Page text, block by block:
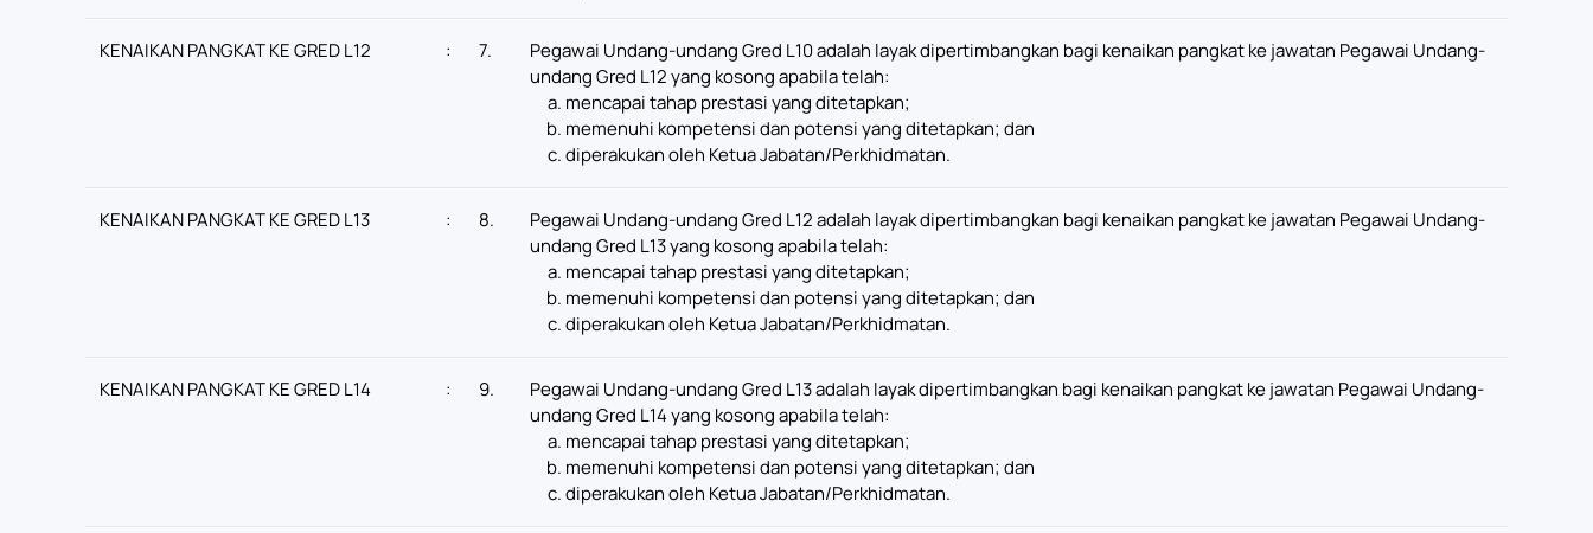
KENAIKAN PANGKAT KE GRED L12 : 7.
Pegawai Undang-undang Gred L10 adalah layak dipertimbangkan bagi kenaikan pangkat ke jawatan Pegawai Undang-
undang Gred L12 yang kosong apabila telah:
mencapai tahap prestasi yang ditetapkan;
memenuhi kompetensi dan potensi yang ditetapkan; dan
diperakukan oleh Ketua Jabatan/Perkhidmatan.
KENAIKAN PANGKAT KE GRED L13 : 8.
Pegawai Undang-undang Gred L12 adalah layak dipertimbangkan bagi kenaikan pangkat ke jawatan Pegawai Undang-
undang Gred L13 yang kosong apabila telah:
mencapai tahap prestasi yang ditetapkan;
memenuhi kompetensi dan potensi yang ditetapkan; dan
diperakukan oleh Ketua Jabatan/Perkhidmatan.
KENAIKAN PANGKAT KE GRED L14 : 9.
Pegawai Undang-undang Gred L13 adalah layak dipertimbangkan bagi kenaikan pangkat ke jawatan Pegawai Undang-
undang Gred L14 yang kosong apabila telah:
mencapai tahap prestasi yang ditetapkan;
memenuhi kompetensi dan potensi yang ditetapkan; dan
diperakukan oleh Ketua Jabatan/Perkhidmatan.